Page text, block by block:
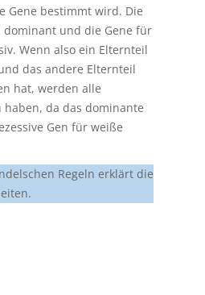
Gene bestimmt wird. Die
und die Gene für
Wenn also ein Elternteil
das andere Elternteil
hat, werden alle
da das dominante
Gen für weiße
Regeln erklärt die